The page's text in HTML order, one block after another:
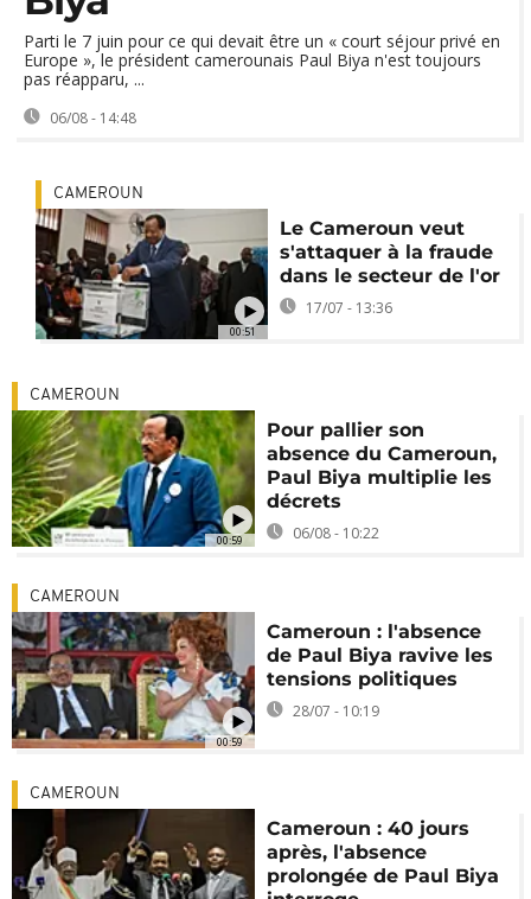
Parti le 7 juin pour ce qui devait être un « court séjour privé en
Europe », le président camerounais Paul Biya n'est toujours
pas réapparu, ...
06/08 - 14:48
00:51
CAMEROUN
Le Cameroun veut
s'attaquer à la fraude
dans le secteur de l'or
17/07 - 13:36
00:59
CAMEROUN
Pour pallier son
absence du Cameroun,
Paul Biya multiplie les
décrets
06/08 - 10:22
00:59
CAMEROUN
Cameroun : l'absence
de Paul Biya ravive les
tensions politiques
28/07 - 10:19
CAMEROUN
Cameroun : 40 jours
après, l'absence
prolongée de Paul Biya